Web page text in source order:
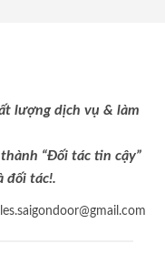
lượng dịch vụ & làm
thành “Đối tác tin cậy”
đối tác!.